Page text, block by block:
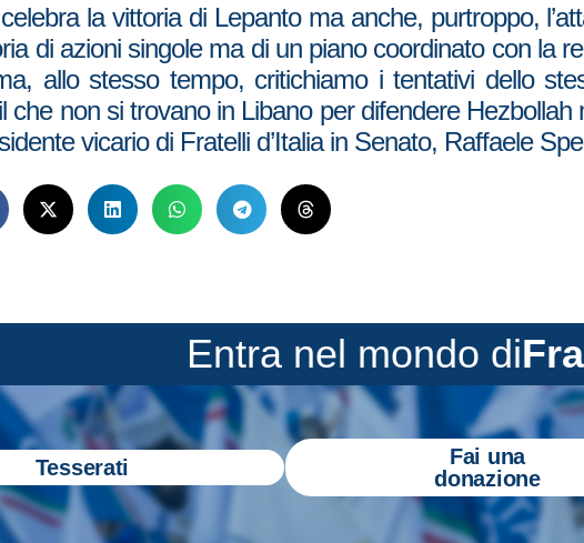
la vittoria di Lepanto ma anche, purtroppo,
di azioni singole ma di un piano coordinato con la
allo stesso tempo, critichiamo i tentativi dello
che non si trovano in Libano per difendere
vicario di Fratelli d’Italia in Senato, Raffaele
Entra nel mondo di
Tesserati
Fai una
donazione